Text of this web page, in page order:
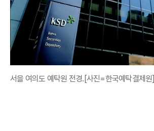
서을 여의도 예탁원 전경.[사진=한국예탁결제원]